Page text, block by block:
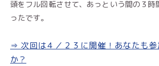
頭をフル回転させて、あっという間の３時
ったです。
⇒ 次回は４／２３に開催！あなたも
か？